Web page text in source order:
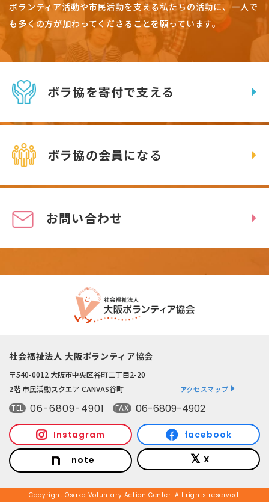
ボランティア活動や市民活動を支える私たちの活動に、一人で
も多くの方が加わってくださることを願っています。
ボラ協を寄付で支える
ボラ協の会員になる
お問い合わせ
社会福祉法人 大阪ボランティア協会
〒540-0012 大阪市中央区谷町二丁目2-20
2階 市民活動スクエア CANVAS谷町
アクセスマップ
TEL 06-6809-4901 FAX 06-6809-4902
Instagram facebook
note X
Copyright Osaka Voluntary Action Center. All rights reserved.